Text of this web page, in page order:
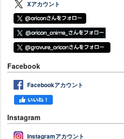
Xアカウント
Facebook
Facebookアカウント
Instagram
Instagramアカウント